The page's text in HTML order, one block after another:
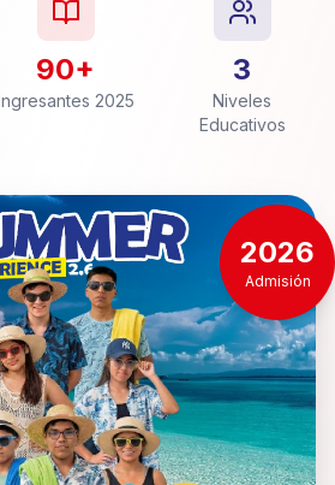
90+
2025
3
Niveles
Educativos
2026
Admisión